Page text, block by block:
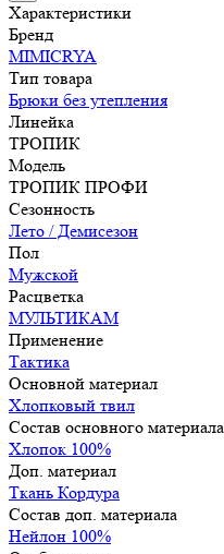
Характеристики
Бренд
MIMICRYA
Тип товара
Брюки без утепления
Линейка
ТРОПИК
Модель
ТРОПИК ПРОФИ
Сезонность
Лето / Демисезон
Пол
Мужской
Расцветка
МУЛЬТИКАМ
Применение
Тактика
Основной материал
Хлопковый твил
Состав основного материала
Хлопок 100%
Доп. материал
Ткань Кордура
Состав доп. материала
Нейлон 100%